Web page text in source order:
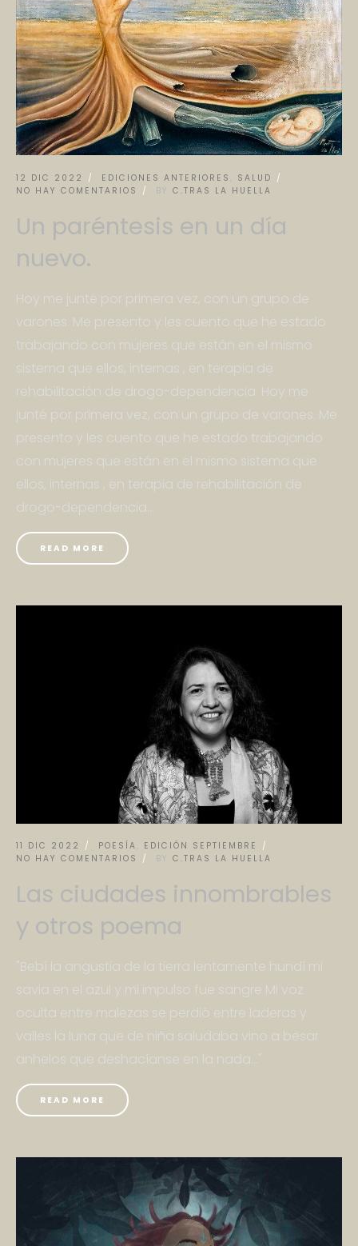
12 DIC 2022 EDICIONES ANTERIORES
SALUD
NO HAY COMENTARIOS
BY C.TRAS LA HUELLA
Un paréntesis en un día
nuevo.
Hoy me junté por primera vez, con un grupo de
varones. Me presento y les cuento que he estado
trabajando con mujeres que están en el mismo
sistema que ellos, internas , en terapia de
rehabilitación de drogo-dependencia. Hoy me
junté por primera vez, con un grupo de varones. Me
presento y les cuento que he estado trabajando
con mujeres que están en el mismo sistema que
ellos, internas , en terapia de rehabilitación de
drogo-dependencia...
READ MORE
11 DIC 2022 POESÍA
EDICIÓN SEPTIEMBRE
NO HAY COMENTARIOS
BY C.TRAS LA HUELLA
Las ciudades innombrables
y otros poema
"Bebí la angustia de la tierra lentamente hundí mi
savia en el azul y mi impulso fue sangre Mi voz
oculta entre malezas se perdió entre laderas y
valles la luna que de niña saludaba vino a besar
anhelos que deshacíanse en la nada..."
READ MORE